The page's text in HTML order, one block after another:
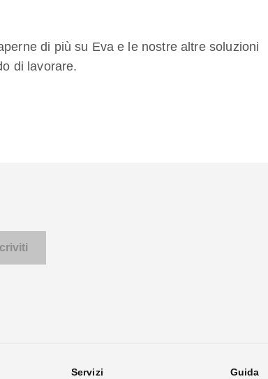
di più su Eva e le nostre altre soluzioni
di lavorare.
Servizi
Guida